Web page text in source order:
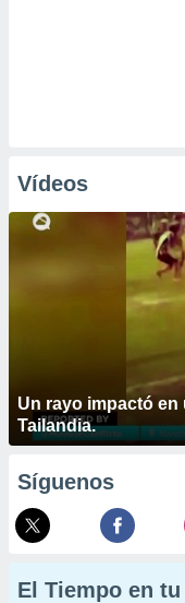
Vídeos
Un rayo impactó
Tailandia.
Síguenos
El Tiempo en tu